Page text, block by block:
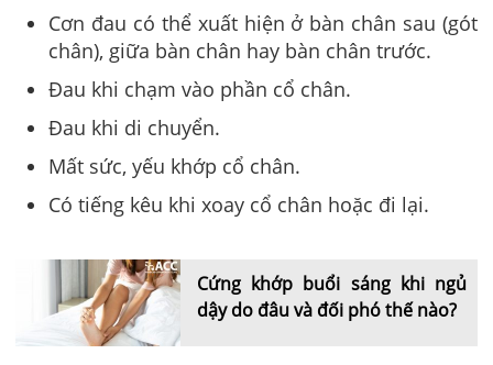
Cơn đau có thể xuất hiện ở bàn chân sau (gót
chân), giữa bàn chân hay bàn chân trước.
Đau khi chạm vào phần cổ chân.
Đau khi di chuyển.
Mất sức, yếu khớp cổ chân.
Có tiếng kêu khi xoay cổ chân hoặc đi lại.
Cứng khớp buổi sáng khi ngủ
dậy do đâu và đối phó thế nào?